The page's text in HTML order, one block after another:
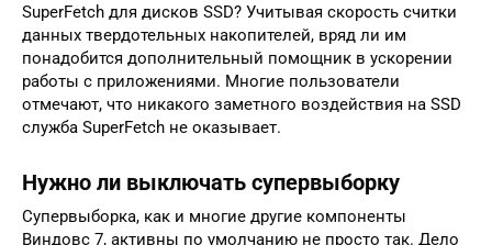
SuperFetch для дисков SSD? Учитывая скорость считки
данных твердотельных накопителей, вряд ли им
понадобится дополнительный помощник в ускорении
работы с приложениями. Многие пользователи
отмечают, что никакого заметного воздействия на SSD
служба SuperFetch не оказывает.
Нужно ли выключать супервыборку
Супервыборка, как и многие другие компоненты
Виндовс 7, активны по умолчанию не просто так. Дело